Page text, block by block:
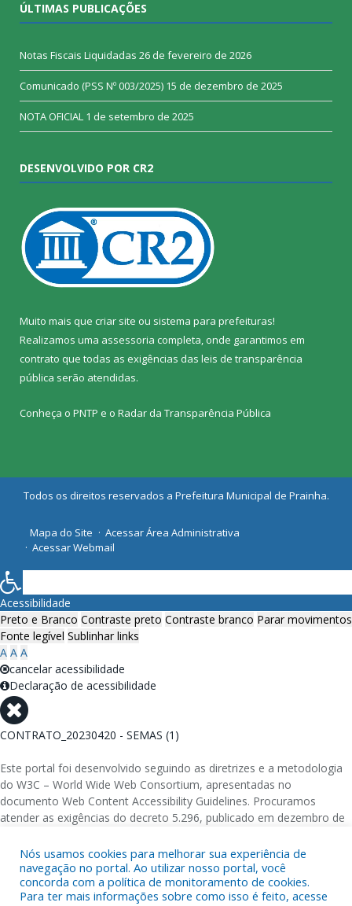
ÚLTIMAS PUBLICAÇÕES
Notas Fiscais Liquidadas 26 de fevereiro de 2026
Comunicado (PSS Nº 003/2025) 15 de dezembro de 2025
NOTA OFICIAL 1 de setembro de 2025
DESENVOLVIDO POR CR2
Muito mais que criar site ou sistema para prefeituras!
Realizamos uma assessoria completa, onde garantimos em
contrato que todas as exigências das leis de transparência
pública serão atendidas.
Conheça o PNTP e o Radar da Transparência Pública
Todos os direitos reservados a Prefeitura Municipal de Prainha.
Mapa do Site
Acessar Área Administrativa
Acessar Webmail
Nós usamos cookies para melhorar sua experiência de
navegação no portal. Ao utilizar nosso portal, você
concorda com a política de monitoramento de cookies.
Para ter mais informações sobre como isso é feito, acesse
Acessibilidade
Preto e Branco Contraste preto Contraste branco Parar movimentos
Fonte legível Sublinhar links
A A A
cancelar acessibilidade
Declaração de acessibilidade
CONTRATO_20230420 - SEMAS (1)
Este portal foi desenvolvido seguindo as diretrizes e a metodologia
do W3C – World Wide Web Consortium, apresentadas no
documento Web Content Accessibility Guidelines. Procuramos
atender as exigências do decreto 5.296, publicado em dezembro de
eletrônicos da administração pública na rede mundial de
computadores para o uso das pessoas com necessidades especiais,
garantindo-lhes o pleno acesso aos conteúdos disponíveis.